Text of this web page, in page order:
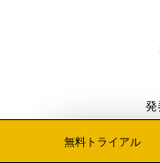
無料トライアル
発